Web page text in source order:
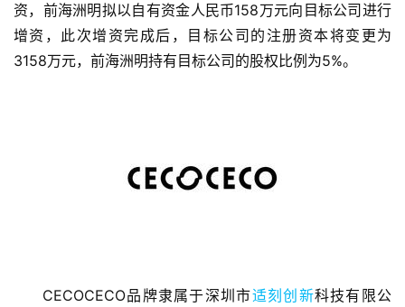
资，前海洲明拟以自有资金人民币158万元向目标公司进行
增资，此次增资完成后，目标公司的注册资本将变更为
3158万元，前海洲明持有目标公司的股权比例为5%。
CECOCECO品牌隶属于深圳市适刻创新科技有限公